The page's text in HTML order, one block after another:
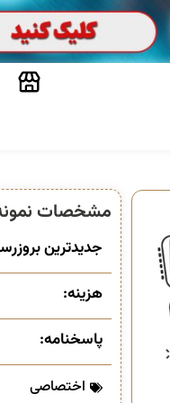
مشخصات
جدیدترین
هزینه:
پاسخنامه:
اختصاصی